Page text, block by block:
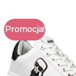
Promocja!